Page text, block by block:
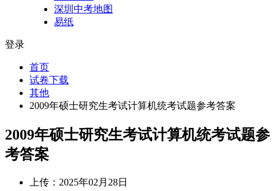
深圳中考地图
易纸
登录
首页
试卷下载
其他
2009年硕士研究生考试计算机统考试题参考答案
2009年硕士研究生考试计算机统考试题参
考答案
上传： 2025年02月28日